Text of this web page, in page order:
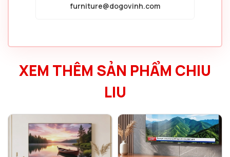
furniture@dogovinh.com
XEM THÊM SẢN PHẨM CHIU
LIU